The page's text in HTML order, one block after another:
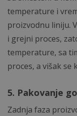
temperature i
proizvodnu liniju.
i grejni proces,
temperature, sa
proces, a višak se
5. Pakovanje
Zadnja faza